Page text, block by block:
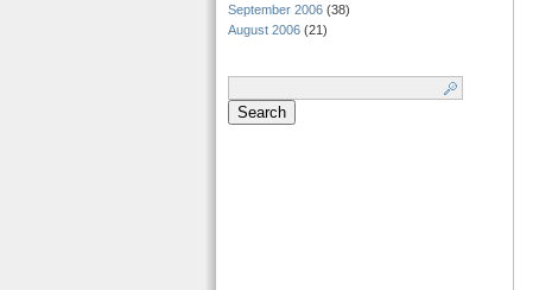
September 2006 (38)
August 2006 (21)